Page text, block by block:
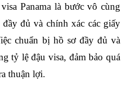
Panama là bước vô cùng
đủ và chính xác các giấy
chuẩn bị hồ sơ đầy đủ và
tỷ lệ đậu visa, đảm bảo quá
thuận lợi.